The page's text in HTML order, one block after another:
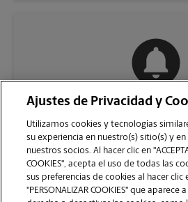
Ajustes de Privacidad y
Utilizamos cookies y tecnologías
su experiencia en nuestro(s) sitio(s) y
nuestros socios. Al hacer clic en
COOKIES", acepta el uso de todas las
sus preferencias de cookies al hacer clic
"PERSONALIZAR COOKIES" que